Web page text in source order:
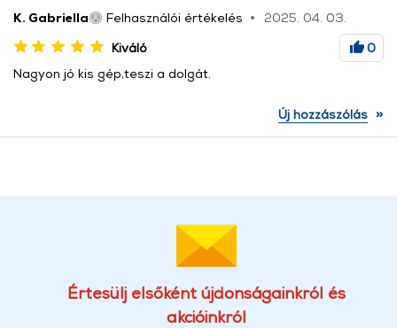
K. Gabriella Felhasználói értékelés
2025. 04. 03.
Kiváló
0
Nagyon jó kis gép,teszi a dolgát.
Új hozzászólás »
Értesülj elsőként újdonságainkról és
akcióinkról